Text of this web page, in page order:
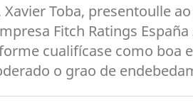
Xavier Toba, presentoulle
Fitch Ratings
cualifícase como boa
o grao de